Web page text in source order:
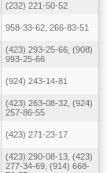
(232) 221-50-52
958-33-62, 266-83-51
(423) 293-25-66, (908)
993-25-66
(924) 243-14-81
(423) 263-08-32, (924)
257-86-55
(423) 271-23-17
(423) 290-08-13, (423)
277-34-69, (914) 668-